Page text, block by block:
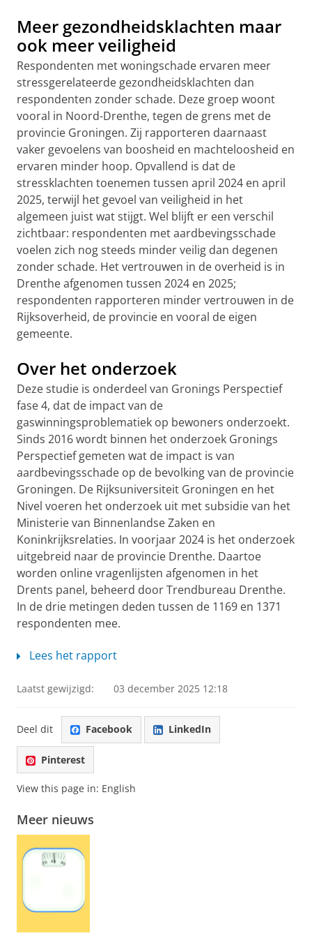
Meer gezondheidsklachten maar
ook meer veiligheid
Respondenten met woningschade ervaren meer
stressgerelateerde gezondheidsklachten dan
respondenten zonder schade. Deze groep woont
vooral in Noord-Drenthe, tegen de grens met de
provincie Groningen. Zij rapporteren daarnaast
vaker gevoelens van boosheid en machteloosheid en
ervaren minder hoop. Opvallend is dat de
stressklachten toenemen tussen april 2024 en april
2025, terwijl het gevoel van veiligheid in het
algemeen juist wat stijgt. Wel blijft er een verschil
zichtbaar: respondenten met aardbevingsschade
voelen zich nog steeds minder veilig dan degenen
zonder schade. Het vertrouwen in de overheid is in
Drenthe afgenomen tussen 2024 en 2025;
respondenten rapporteren minder vertrouwen in de
Rijksoverheid, de provincie en vooral de eigen
gemeente.
Over het onderzoek
Deze studie is onderdeel van Gronings Perspectief
fase 4, dat de impact van de
gaswinningsproblematiek op bewoners onderzoekt.
Sinds 2016 wordt binnen het onderzoek Gronings
Perspectief gemeten wat de impact is van
aardbevingsschade op de bevolking van de provincie
Groningen. De Rijksuniversiteit Groningen en het
Nivel voeren het onderzoek uit met subsidie van het
Ministerie van Binnenlandse Zaken en
Koninkrijksrelaties. In voorjaar 2024 is het onderzoek
uitgebreid naar de provincie Drenthe. Daartoe
worden online vragenlijsten afgenomen in het
Drents panel, beheerd door Trendbureau Drenthe.
In de drie metingen deden tussen de 1169 en 1371
respondenten mee.
Lees het rapport
Laatst gewijzigd: 03 december 2025 12:18
Deel dit Facebook LinkedIn
Pinterest
View this page in: English
Meer nieuws